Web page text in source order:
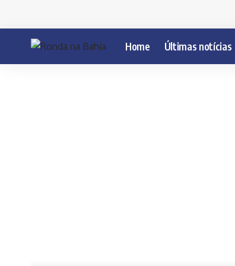
Home Últimas notícias